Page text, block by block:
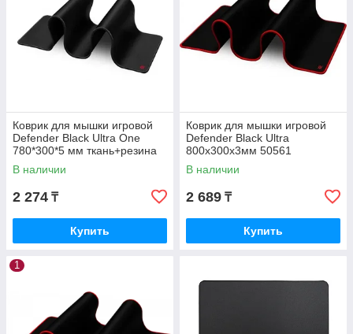
Коврик для мышки игровой
Defender Black Ultra One
780*300*5 мм ткань+резина
50004
В наличии
2 274 ₸
Купить
Коврик для мышки игровой
Defender Black Ultra
800х300х3мм 50561
В наличии
2 689 ₸
Купить
1